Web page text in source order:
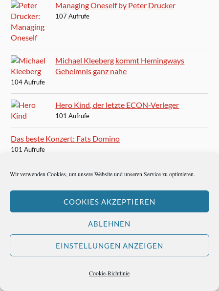
Wir verwenden Cookies, um unsere Website und unseren Service zu optimieren.
COOKIES AKZEPTIEREN
ABLEHNEN
EINSTELLUNGEN ANZEIGEN
Cookie-Richtlinie
Managing Oneself by Peter Drucker
107 Aufrufe
Michael Kleeberg kommt Hemingways
Geheimnis ganz nahe
104 Aufrufe
Hero Kind, der letzte ECON-Verleger
101 Aufrufe
Das beste Konzert: Fats Domino
101 Aufrufe
Paul Anka: You and I
Arnett Cobb – der Saxophonist, der nicht gehen kann
Christo: The Wrapped Reichstag in Berlin